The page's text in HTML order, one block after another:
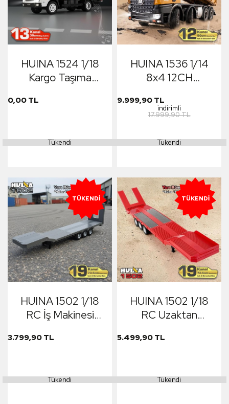
HUINA 1524 1/18
Kargo Taşıma
0,00 TL
Tükendi
HUINA 1536 1/14
8x4 12CH
Uzaktan Kumandalı
İş Makinesi Metal
İnşaat Aracı Dump
9.999,90 TL
indirimli
17.999,90 TL
Tükendi
TÜKENDI
HUINA 1502 1/18
RC İş Makinesi
Makinesi Gri (ÖN
ŞUBAT)
3.799,90 TL
Tükendi
TÜKENDI
HUINA 1502 1/18
RC Uzaktan
Makinesi İnşaat
Trailer Flatbed
5.499,90 TL
Tükendi